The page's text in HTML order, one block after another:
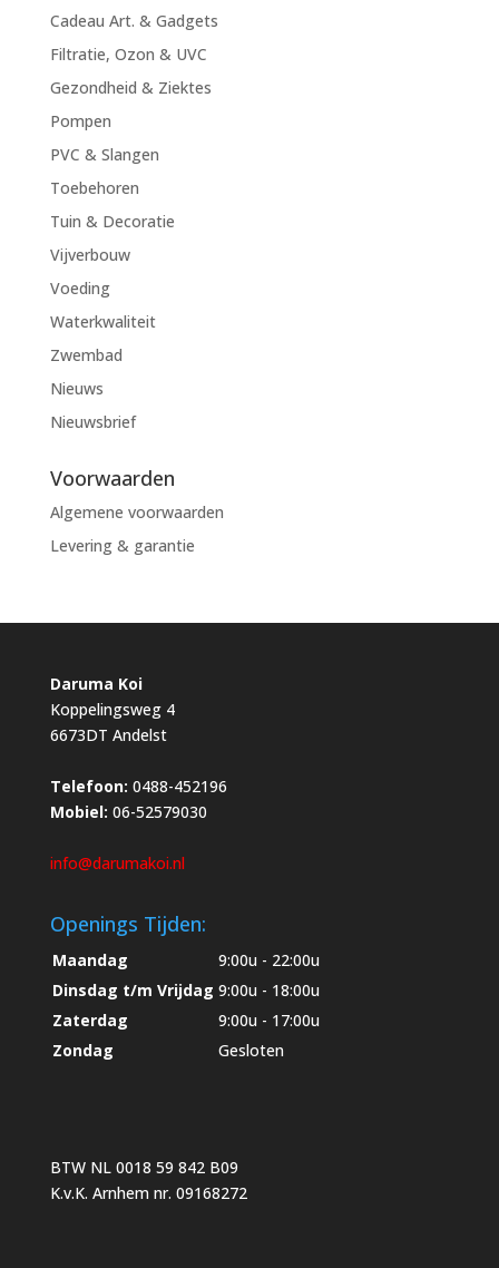
Cadeau Art. & Gadgets
Filtratie, Ozon & UVC
Gezondheid & Ziektes
Pompen
PVC & Slangen
Toebehoren
Tuin & Decoratie
Vijverbouw
Voeding
Waterkwaliteit
Zwembad
Nieuws
Nieuwsbrief
Voorwaarden
Algemene voorwaarden
Levering & garantie
Daruma Koi
Koppelingsweg 4
6673DT Andelst
Telefoon: 0488-452196
Mobiel: 06-52579030
info@darumakoi.nl
Openings Tijden:
Maandag
9:00u - 22:00u
Dinsdag t/m Vrijdag 9:00u - 18:00u
Zaterdag
9:00u - 17:00u
Zondag
Gesloten
BTW NL 0018 59 842 B09
K.v.K. Arnhem nr. 09168272